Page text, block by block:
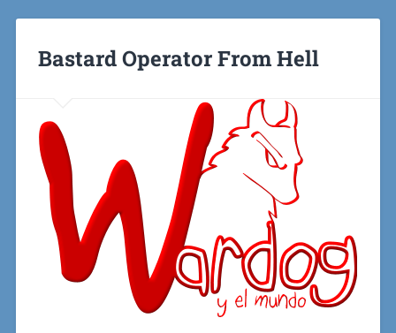
Bastard Operator From Hell